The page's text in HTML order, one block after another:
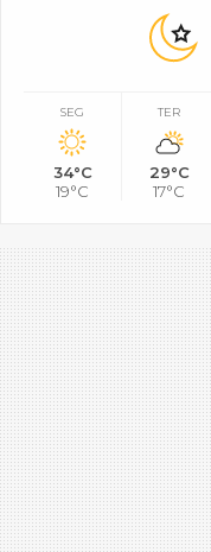
SEG
34°C
19°C
TER
29°C
17°C